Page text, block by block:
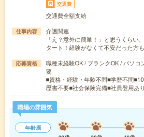
交通費
交通費全額支給
仕事内容
介護関連
「え？意外に簡単！」と思うくらい
タート！経験がなくて不安だった方
応募資格
職種未経験OK / ブランクOK / パソコ
要
■資格・経験・年齢不問■学歴不問
歴書不要■社会保険完備■社員登用あ
職場の雰囲気
年齢層